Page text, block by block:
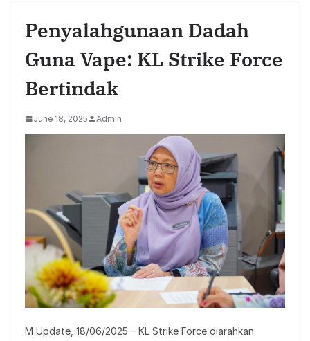
Penyalahgunaan Dadah
Guna Vape: KL Strike Force
Bertindak
June 18, 2025 Admin
M Update, 18/06/2025 – KL Strike Force diarahkan